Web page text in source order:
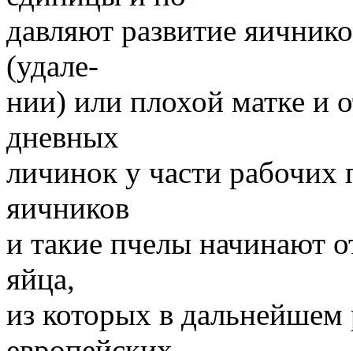
давляют развитие
(удале-
нии) или плохой матке и
дневных
личинок у части рабочих
яичников
и такие пчелы начинают
яйца,
из которых в дальнейшем